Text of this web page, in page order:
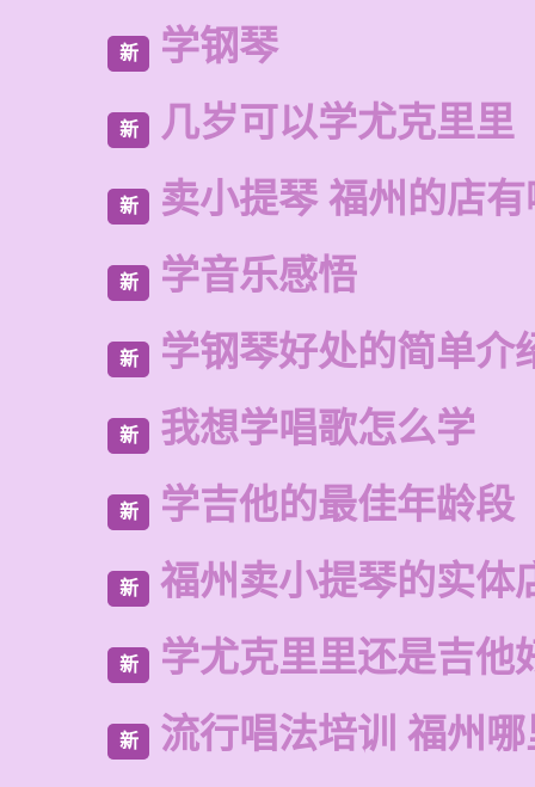
新 学钢琴
新 几岁可以学尤克里里
新 卖小提琴 福州的店
新 学音乐感悟
新 学钢琴好处的简单介
新 我想学唱歌怎么学
新 学吉他的最佳年龄段
新 福州卖小提琴的实体
新 学尤克里里还是吉他
新 流行唱法培训 福州